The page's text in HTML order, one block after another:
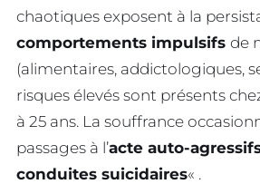
chaotiques exposent à la
comportements impulsifs de
(alimentaires, addictologiques,
risques élevés sont présents
à 25 ans. La souffrance
passages à l’acte auto-
conduites suicidaires« .